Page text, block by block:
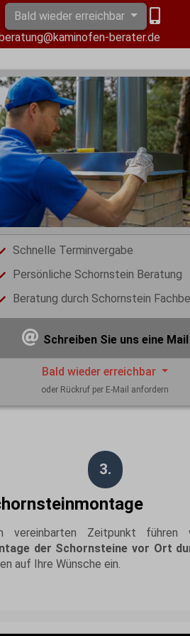
Bald wieder erreichbar
berater.de
Schnelle Terminvergabe
Persönliche Schornstein Beratung
Beratung durch Schornstein
Schreiben Sie uns eine Mail
Bald wieder erreichbar
oder Rückruf per E-Mail anfordern
3.
vereinbarten Zeitpunkt führen
der Schornsteine vor Ort
auf Ihre Wünsche ein.